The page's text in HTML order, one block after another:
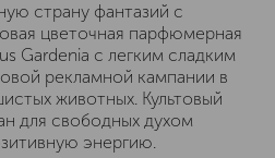
страну фантазий с
цветочная парфюмерная
Gardenia с легким сладким
рекламной кампании в
животных. Культовый
для свободных духом
энергию.